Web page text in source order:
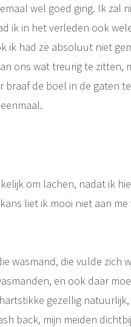
wel goed ging. Ik zal
ik in het verleden ook
ik had ze absoluut niet
ons wat treurig te zitten,
braaf de boel in de gaten
om lachen, nadat ik
liet ik mooi niet aan
wasmand, die vulde zich
en ook daar
gezellig
back, mijn meiden